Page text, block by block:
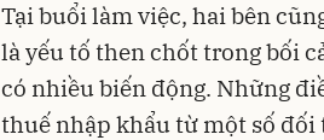
Tại buổi làm việc, hai bên
là yếu tố then chốt trong bối
có nhiều biến động. Những
thuế nhập khẩu từ một số đối